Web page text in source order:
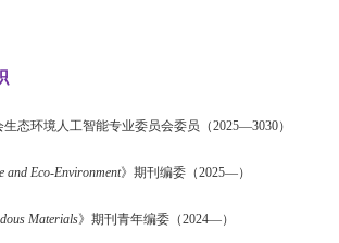
态环境人工智能专业委员会委员（2025—3030）
and Eco-Environment》期刊编委（2025—）
Materials》期刊青年编委（2024—）